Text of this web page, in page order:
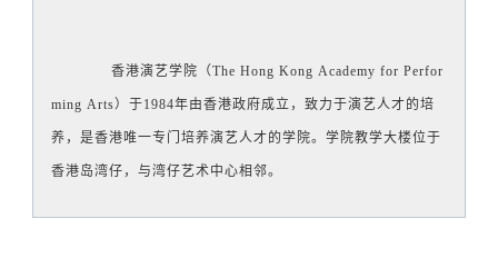
香港演艺学院（The Hong Kong Academy for Perfor
ming Arts）于1984年由香港政府成立，致力于演艺人才的培
养，是香港唯一专门培养演艺人才的学院。学院教学大楼位于
香港岛湾仔，与湾仔艺术中心相邻。